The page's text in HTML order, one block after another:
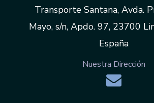
Transporte Santana, Avda.
Mayo, s/n, Apdo. 97, 23700
España
Nuestra Dirección